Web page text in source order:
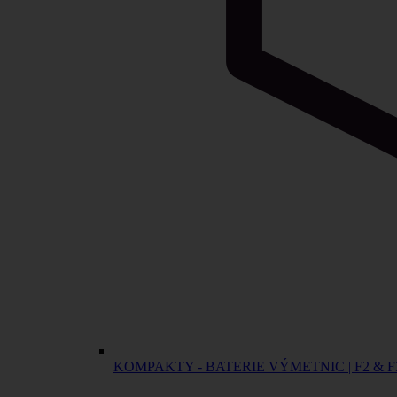
KOMPAKTY - BATERIE VÝMETNIC | F2 &